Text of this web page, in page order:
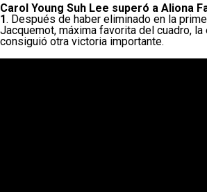
Carol Young Suh Lee superó a Aliona
1. Después de haber eliminado en la
Jacquemot, máxima favorita del cuadro,
consiguió otra victoria importante.